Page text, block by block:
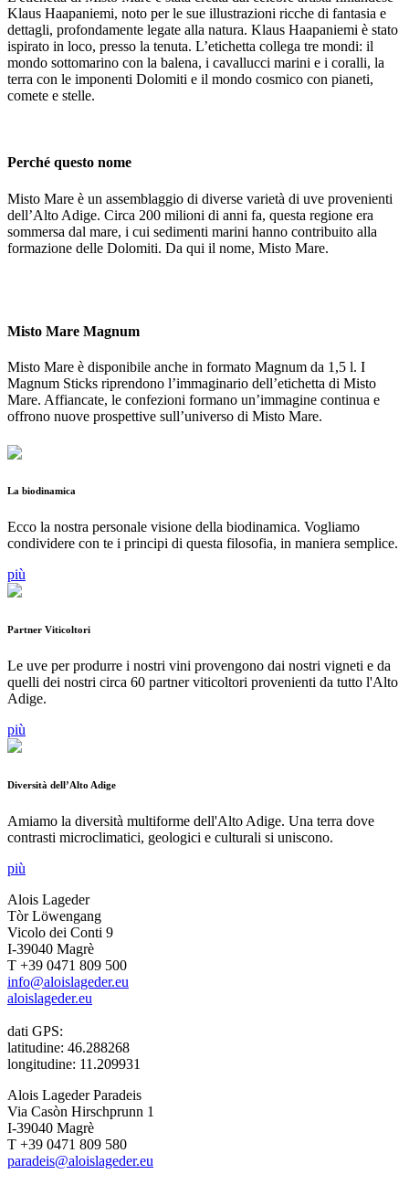
Klaus Haapaniemi, noto per le sue illustrazioni ricche di fantasia e
dettagli, profondamente legate alla natura. Klaus Haapaniemi è stato
ispirato in loco, presso la tenuta. L’etichetta collega tre mondi: il
mondo sottomarino con la balena, i cavallucci marini e i coralli, la
terra con le imponenti Dolomiti e il mondo cosmico con pianeti,
comete e stelle.
Perché questo nome
Misto Mare è un assemblaggio di diverse varietà di uve provenienti
dell’Alto Adige. Circa 200 milioni di anni fa, questa regione era
sommersa dal mare, i cui sedimenti marini hanno contribuito alla
formazione delle Dolomiti. Da qui il nome, Misto Mare.
Misto Mare Magnum
Misto Mare è disponibile anche in formato Magnum da 1,5 l. I
Magnum Sticks riprendono l’immaginario dell’etichetta di Misto
Mare. Affiancate, le confezioni formano un’immagine continua e
offrono nuove prospettive sull’universo di Misto Mare.
La biodinamica
Ecco la nostra personale visione della biodinamica. Vogliamo
condividere con te i principi di questa filosofia, in maniera semplice.
più
Partner Viticoltori
Le uve per produrre i nostri vini provengono dai nostri vigneti e da
quelli dei nostri circa 60 partner viticoltori provenienti da tutto l'Alto
Adige.
più
Diversità dell’Alto Adige
Amiamo la diversità multiforme dell'Alto Adige. Una terra dove
contrasti microclimatici, geologici e culturali si uniscono.
più
Alois Lageder
Tòr Löwengang
Vicolo dei Conti 9
I-39040 Magrè
T +39 0471 809 500
info@aloislageder.eu
aloislageder.eu
dati GPS:
latitudine: 46.288268
longitudine: 11.209931
Alois Lageder Paradeis
Via Casòn Hirschprunn 1
I-39040 Magrè
T +39 0471 809 580
paradeis@aloislageder.eu